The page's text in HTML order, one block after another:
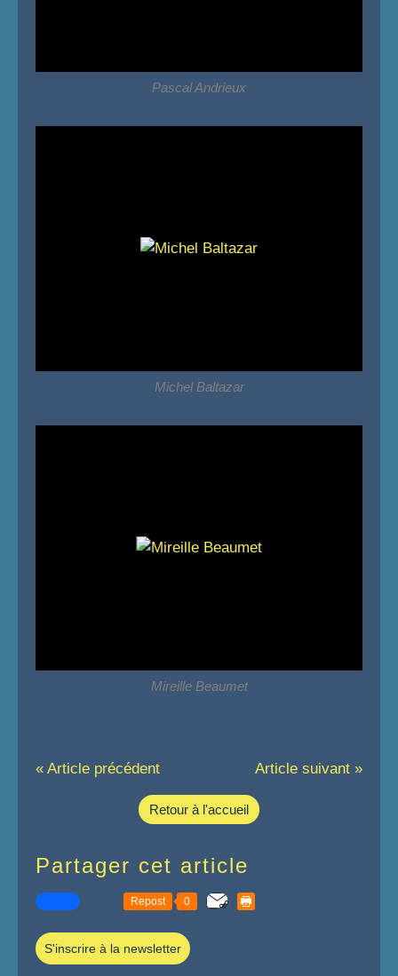
Pascal Andrieux
Michel Baltazar
Mireille Beaumet
« Article précédent Article suivant »
Retour à l'accueil
Partager cet article
Repost 0
S'inscrire à la newsletter